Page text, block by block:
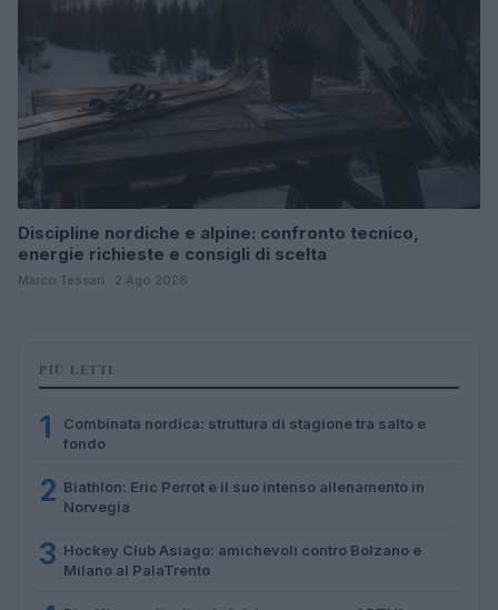
Discipline nordiche e alpine: confronto tecnico,
energie richieste e consigli di scelta
Marco Tessari · 2 Ago 2026
PIÙ LETTI
1
Combinata nordica: struttura di stagione tra salto e
fondo
2 Biathlon: Eric Perrot e il suo intenso allenamento in
Norvegia
3 Hockey Club Asiago: amichevoli contro Bolzano e
Milano al PalaTrento